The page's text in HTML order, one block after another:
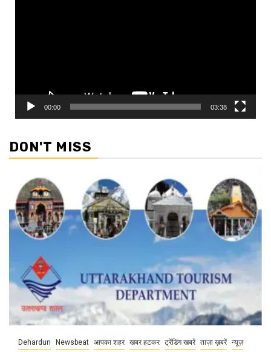
00:00 03:38
DON'T MISS
Dehardun Newsbeat आपका शहर खबर हटकर ट्रेंडिंग खबरें ताज़ा ख़बरें न्यूज़